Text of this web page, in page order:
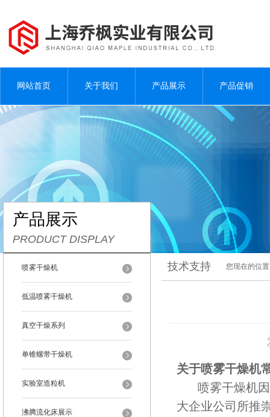
网站首页 关于我们 产品展示 产品促销
产品展示
PRODUCT DISPLAY
喷雾干燥机
低温喷雾干燥机
真空干燥系列
单锥螺带干燥机
实验室造粒机
沸腾流化床展示
技术支持 您现在的位
关于喷雾干燥机
喷雾干燥机因
大企业公司所推